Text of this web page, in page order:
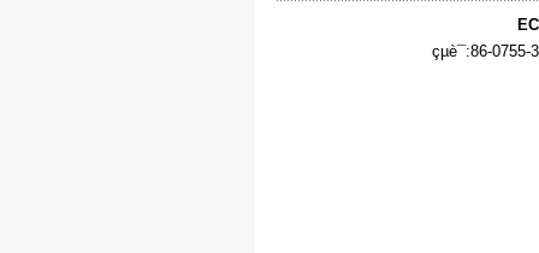
çµè¯:86-